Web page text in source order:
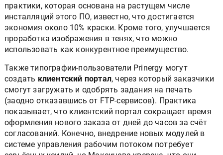
практики, которая основана на растущем числе
инсталляций этого ПО, известно, что достигается
экономия около 10% краски. Кроме того, улучшается
проработка изображения в тенях, что можно
использовать как конкурентное преимущество.
Также типографии-пользователи Prinergy могут
создать клиентский портал, через который заказчики
смогут загружать и одобрять задания на печать
(заодно отказавшись от FTP-сервисов). Практика
показывает, что клиентский портал сокращает время
оформления нового заказа от дней до часов за счёт
согласований. Конечно, внедрение новых модулей в
системе управления рабочим потоком потребует